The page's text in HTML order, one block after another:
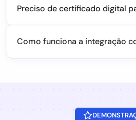
Preciso de certificado digital
Como funciona a integração